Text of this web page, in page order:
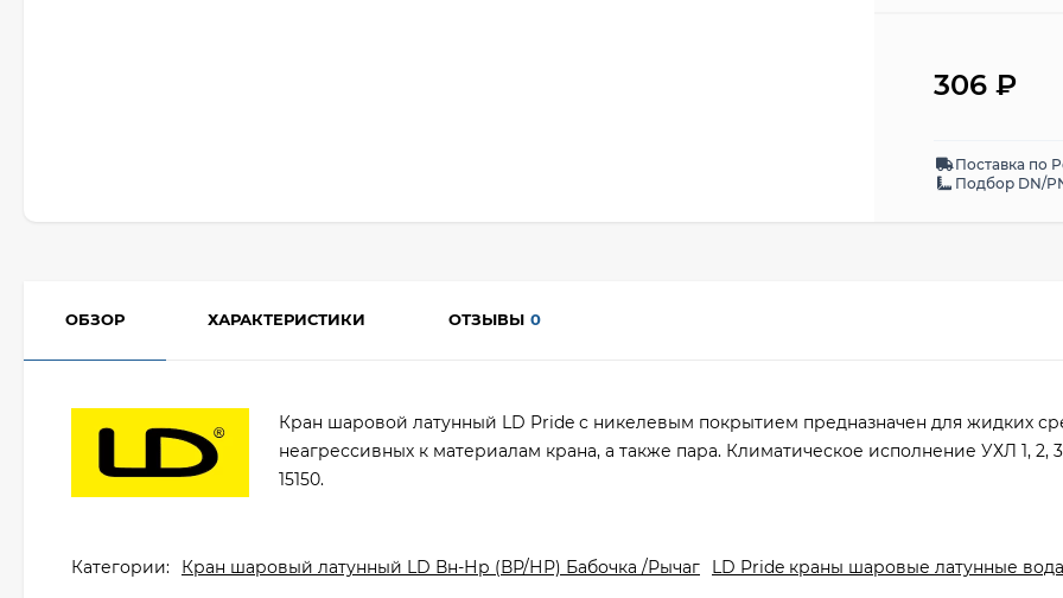
306₽
Поставка по
Подбор DN/
ОБЗОР ХАРАКТЕРИСТИКИ ОТЗЫВЫ 0
Кран шаровой латунный LD Pride с никелевым покрытием предназначен для жидких
неагрессивных к материалам крана, а также пара. Климатическое исполнение УХЛ 1, 2,
15150.
Категории: Кран шаровый латунный LD Вн-Нр (ВР/НР) Бабочка /Рычаг LD Pride краны шаровые латунные вода